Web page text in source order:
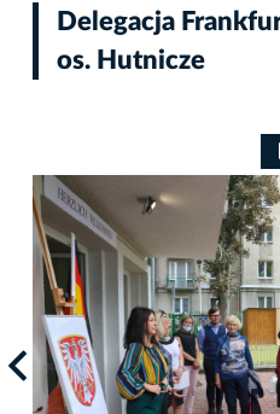
Delegacja
os. Hutnicze